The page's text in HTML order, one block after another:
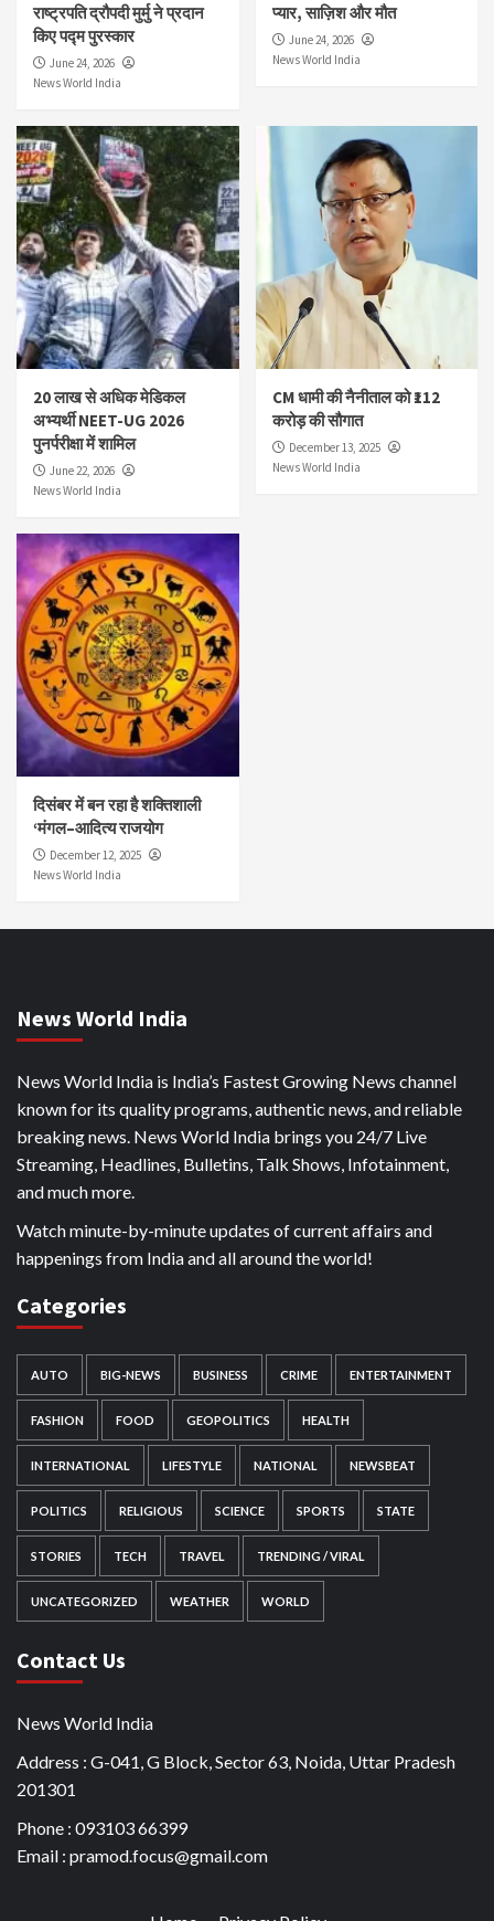
राष्ट्रपति द्रौपदी मुर्मु ने प्रदान
किए पद्म पुरस्कार
June 24, 2026
News World India
प्यार, साज़िश और मौत
June 24, 2026
News World India
20 लाख से अधिक मेडिकल
अभ्यर्थी NEET-UG 2026
पुनर्परीक्षा में शामिल
June 22, 2026
News World India
CM धामी की नैनीताल को ₹112
करोड़ की सौगात
December 13, 2025
News World India
दिसंबर में बन रहा है शक्तिशाली
‘मंगल–आदित्य राजयोग
December 12, 2025
News World India
News World India
News World India is India’s Fastest Growing News channel
known for its quality programs, authentic news, and reliable
breaking news. News World India brings you 24/7 Live
Streaming, Headlines, Bulletins, Talk Shows, Infotainment,
and much more.
Watch minute-by-minute updates of current affairs and
happenings from India and all around the world!
Categories
AUTO BIG-NEWS BUSINESS CRIME ENTERTAINMENT
FASHION FOOD GEOPOLITICS HEALTH
INTERNATIONAL LIFESTYLE NATIONAL NEWSBEAT
POLITICS RELIGIOUS SCIENCE SPORTS STATE
STORIES TECH TRAVEL TRENDING / VIRAL
UNCATEGORIZED WEATHER WORLD
Contact Us
News World India
Address : G-041, G Block, Sector 63, Noida, Uttar Pradesh
201301
Phone : 093103 66399
Email : pramod.focus@gmail.com